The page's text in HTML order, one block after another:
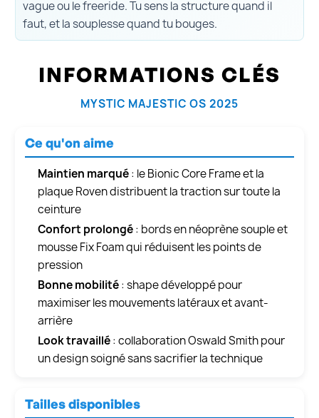
vague ou le freeride. Tu sens la structure quand il
faut, et la souplesse quand tu bouges.
INFORMATIONS CLÉS
MYSTIC MAJESTIC OS 2025
Ce qu'on aime
Maintien marqué: le Bionic Core Frame et la
plaque Roven distribuent la traction sur toute la
ceinture
Confort prolongé: bords en néoprène souple et
mousse Fix Foam qui réduisent les points de
pression
Bonne mobilité: shape développé pour
maximiser les mouvements latéraux et avant-
arrière
Look travaillé: collaboration Oswald Smith pour
un design soigné sans sacrifier la technique
Tailles disponibles